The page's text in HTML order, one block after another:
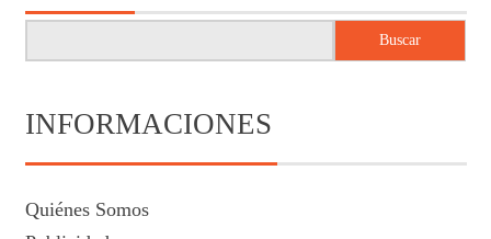
Buscar
INFORMACIONES
Quiénes Somos